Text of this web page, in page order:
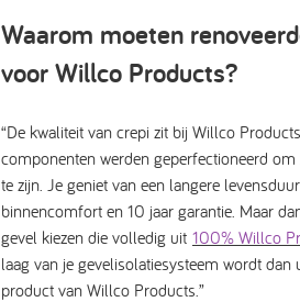
Waarom moeten
voor Willco Products?
“De kwaliteit van crepi zit bij Willco
componenten werden geperfectioneerd
te zijn. Je geniet van een langere
binnencomfort en 10 jaar garantie. Maar
gevel kiezen die volledig uit 100% Willco
laag van je gevelisolatiesysteem wordt dan
product van Willco Products.”